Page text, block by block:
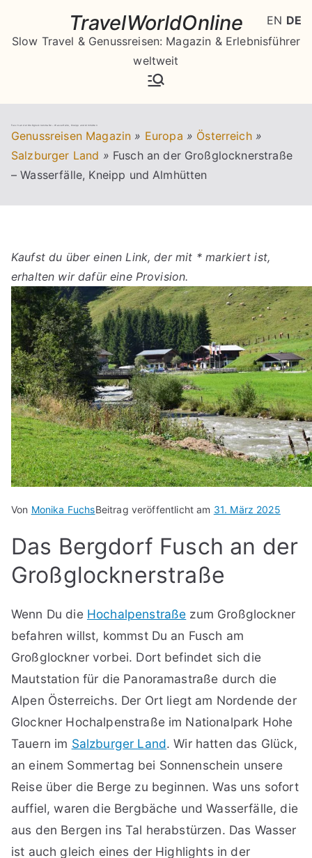
springen
TravelWorldOnline
Slow Travel & Genussreisen: Magazin & Erlebnisführer
weltweit
Fusch an der Großglocknerstraße – Wasserfälle, Kneipp und Almhütten
Genussreisen Magazin » Europa » Österreich »
Salzburger Land » Fusch an der Großglocknerstraße
– Wasserfälle, Kneipp und Almhütten
Kaufst du über einen Link, der mit * markiert ist,
erhalten wir dafür eine Provision.
Von Monika FuchsBeitrag veröffentlicht am 31. März 2025
Das Bergdorf Fusch an der
Großglocknerstraße
Wenn Du die Hochalpenstraße zum Großglockner
befahren willst, kommst Du an Fusch am
Großglockner vorbei. Dort befindet sich die
Mautstation für die Panoramastraße durch die
Alpen Österreichs. Der Ort liegt am Nordende der
Glockner Hochalpenstraße im Nationalpark Hohe
Tauern im Salzburger Land. Wir hatten das Glück,
an einem Sommertag bei Sonnenschein unsere
Reise über die Berge zu beginnen. Was uns sofort
auffiel, waren die Bergbäche und Wasserfälle, die
aus den Bergen ins Tal herabstürzen. Das Wasser
ist auch gleich eines der Highlights in der
EN DE